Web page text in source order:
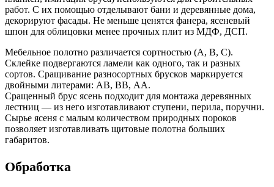
работ. С их помощью отделывают бани и деревянные дома,
декорируют фасады. Не меньше ценятся фанера, ясеневый
шпон для облицовки менее прочных плит из МДФ, ДСП.
Мебельное полотно различается сортностью (А, В, С).
Склейке подвергаются ламели как одного, так и разных
сортов. Сращивание разносортных брусков маркируется
двойными литерами: АВ, ВВ, АА.
Сращенный брус ясень подходит для монтажа деревянных
лестниц — из него изготавливают ступени, перила, поручни.
Сырье ясеня с малым количеством природных пороков
позволяет изготавливать щитовые полотна больших
габаритов.
Обработка